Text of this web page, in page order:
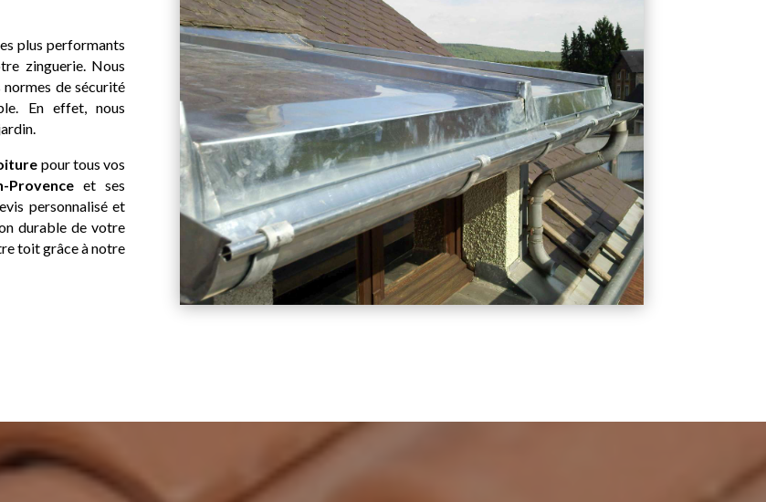
plus performants
zinguerie. Nous
de sécurité
En effet, nous
pour tous vos
Provenceet ses
personnalisé et
durable de votre
toit grâce à notre